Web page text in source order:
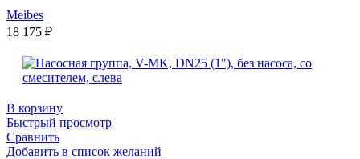
Meibes
18 175 ₽
В корзину
Быстрый просмотр
Сравнить
Добавить в список желаний